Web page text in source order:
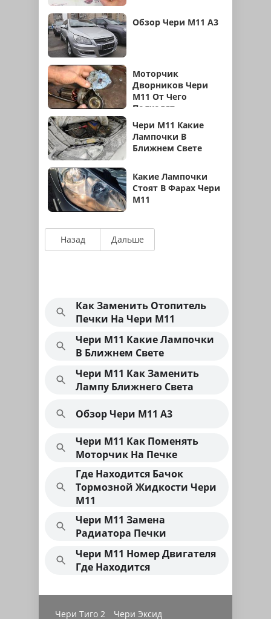
Обзор Чери М11 А3
Моторчик
Дворников Чери
М11 От Чего
Подходят
Чери М11 Какие
Лампочки В
Ближнем Свете
Какие Лампочки
Стоят В Фарах Чери
М11
Назад Дальше
Как Заменить Отопитель
Печки На Чери М11
Чери М11 Какие Лампочки
В Ближнем Свете
Чери М11 Как Заменить
Лампу Ближнего Света
Обзор Чери М11 А3
Чери М11 Как Поменять
Моторчик На Печке
Где Находится Бачок
Тормозной Жидкости Чери
М11
Чери М11 Замена
Радиатора Печки
Чери М11 Номер Двигателя
Где Находится
Чери Тиго 2 Чери Эксид